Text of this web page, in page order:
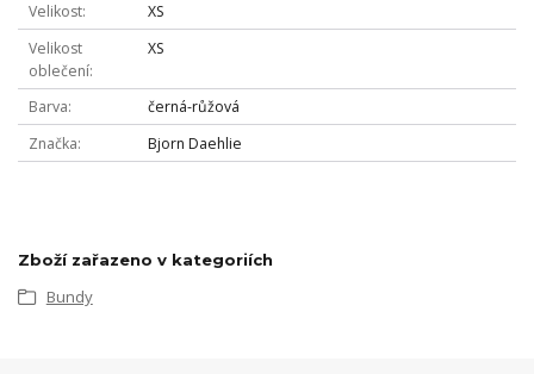
Velikost
XS
Velikost
oblečení
XS
Barva
černá-růžová
Značka
Bjorn Daehlie
Zboží zařazeno v kategoriích
Bundy